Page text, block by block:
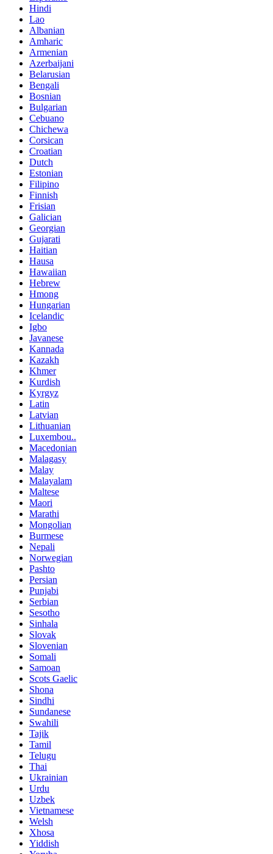
Hindi
Lao
Albanian
Amharic
Armenian
Azerbaijani
Belarusian
Bengali
Bosnian
Bulgarian
Cebuano
Chichewa
Corsican
Croatian
Dutch
Estonian
Filipino
Finnish
Frisian
Galician
Georgian
Gujarati
Haitian
Hausa
Hawaiian
Hebrew
Hmong
Hungarian
Icelandic
Igbo
Javanese
Kannada
Kazakh
Khmer
Kurdish
Kyrgyz
Latin
Latvian
Lithuanian
Luxembou..
Macedonian
Malagasy
Malay
Malayalam
Maltese
Maori
Marathi
Mongolian
Burmese
Nepali
Norwegian
Pashto
Persian
Punjabi
Serbian
Sesotho
Sinhala
Slovak
Slovenian
Somali
Samoan
Scots Gaelic
Shona
Sindhi
Sundanese
Swahili
Tajik
Tamil
Telugu
Thai
Ukrainian
Urdu
Uzbek
Vietnamese
Welsh
Xhosa
Yiddish